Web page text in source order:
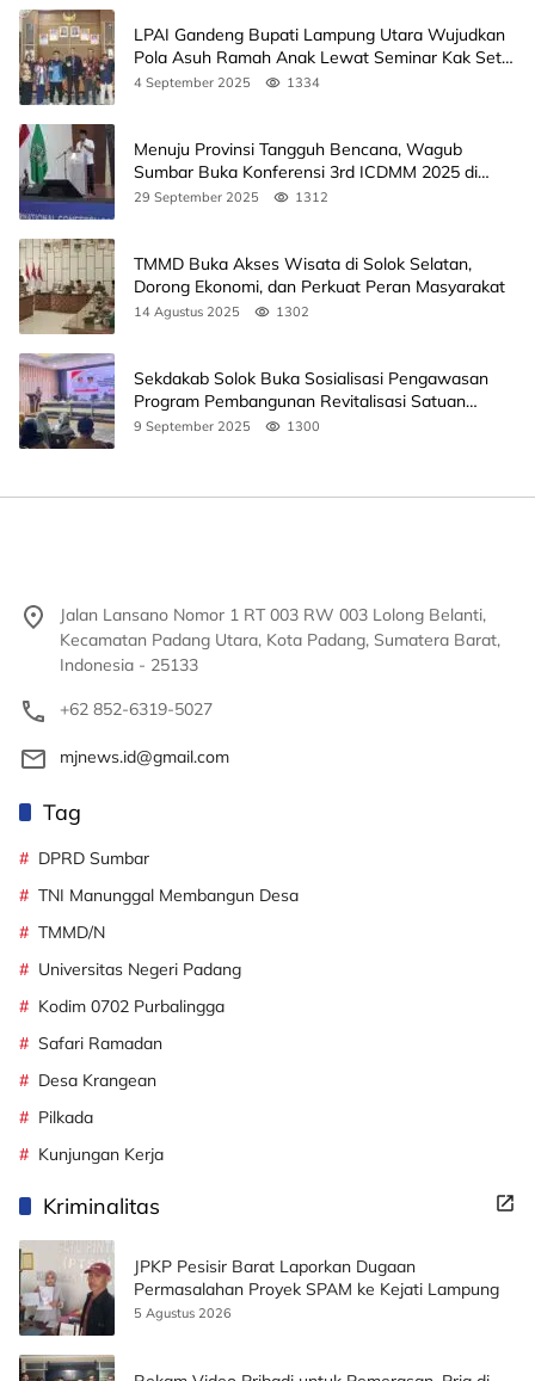
LPAI Gandeng Bupati Lampung Utara Wujudkan
Pola Asuh Ramah Anak Lewat Seminar Kak Seto,
Ini Jadwalnya
4 September 2025 1334
Menuju Provinsi Tangguh Bencana, Wagub
Sumbar Buka Konferensi 3rd ICDMM 2025 di
Unand
29 September 2025 1312
TMMD Buka Akses Wisata di Solok Selatan,
Dorong Ekonomi, dan Perkuat Peran Masyarakat
14 Agustus 2025 1302
Sekdakab Solok Buka Sosialisasi Pengawasan
Program Pembangunan Revitalisasi Satuan
Pendidikan
9 September 2025 1300
Jalan Lansano Nomor 1 RT 003 RW 003 Lolong Belanti,
Kecamatan Padang Utara, Kota Padang, Sumatera Barat,
Indonesia - 25133
+62 852-6319-5027
mjnews.id@gmail.com
Tag
DPRD Sumbar
TNI Manunggal Membangun Desa
TMMD/N
Universitas Negeri Padang
Kodim 0702 Purbalingga
Safari Ramadan
Desa Krangean
Pilkada
Kunjungan Kerja
Kriminalitas
JPKP Pesisir Barat Laporkan Dugaan
Permasalahan Proyek SPAM ke Kejati Lampung
5 Agustus 2026